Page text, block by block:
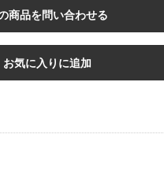
商品を問い合わせる
お気に入りに追加